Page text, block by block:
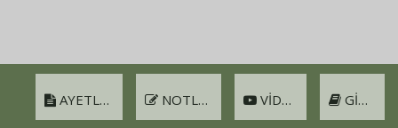
AYETLER NOTLAR VIDEO GIRIŞ